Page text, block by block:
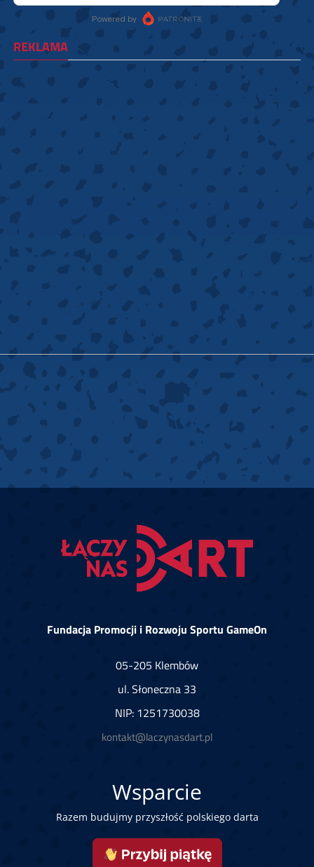
REKLAMA
Fundacja Promocji i Rozwoju Sportu GameOn
05-205 Klembów
ul. Słoneczna 33
NIP: 1251730038
kontakt@laczynasdart.pl
Wsparcie
Razem budujmy przyszłość polskiego darta